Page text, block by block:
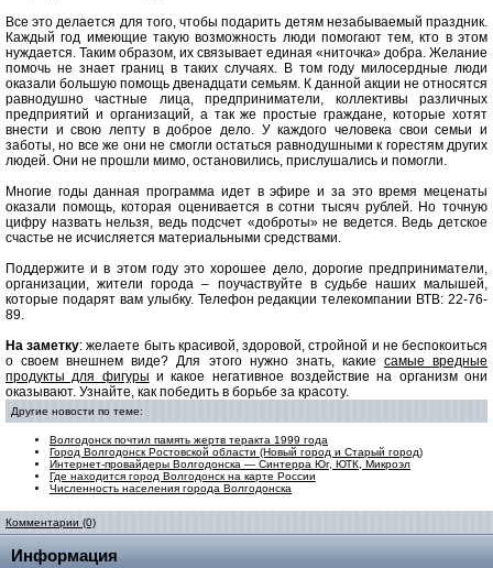
Все это делается для того, чтобы подарить детям незабываемый праздник.
Каждый год имеющие такую возможность люди помогают тем, кто в этом
нуждается. Таким образом, их связывает единая «ниточка» добра. Желание
помочь не знает границ в таких случаях. В том году милосердные люди
оказали большую помощь двенадцати семьям. К данной акции не относятся
равнодушно частные лица, предприниматели, коллективы различных
предприятий и организаций, а так же простые граждане, которые хотят
внести и свою лепту в доброе дело. У каждого человека свои семьи и
заботы, но все же они не смогли остаться равнодушными к горестям других
людей. Они не прошли мимо, остановились, прислушались и помогли.
Многие годы данная программа идет в эфире и за это время меценаты
оказали помощь, которая оценивается в сотни тысяч рублей. Но точную
цифру назвать нельзя, ведь подсчет «доброты» не ведется. Ведь детское
счастье не исчисляется материальными средствами.
Поддержите и в этом году это хорошее дело, дорогие предприниматели,
организации, жители города – поучаствуйте в судьбе наших малышей,
которые подарят вам улыбку. Телефон редакции телекомпании ВТВ: 22-76-
89.
На заметку: желаете быть красивой, здоровой, стройной и не беспокоиться
о своем внешнем виде? Для этого нужно знать, какие самые вредные
продукты для фигуры и какое негативное воздействие на организм они
оказывают. Узнайте, как победить в борьбе за красоту.
Другие новости по теме:
Волгодонск почтил память жертв теракта 1999 года
Город Волгодонск Ростовской области (Новый город и Старый город)
Интернет-провайдеры Волгодонска — Синтерра Юг, ЮТК, Микроэл
Где находится город Волгодонск на карте России
Численность населения города Волгодонска
Комментарии (0)
Информация